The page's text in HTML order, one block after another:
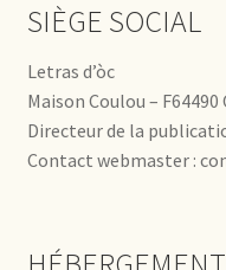
SIÈGE SOCIAL
Letras d’òc
Maison Coulou –
Directeur de la
Contact webmaster :